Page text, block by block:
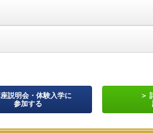
説明会・体験入学に
参加する